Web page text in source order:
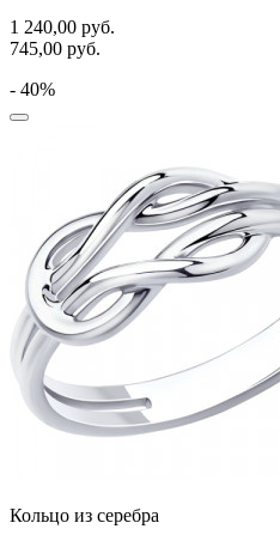
1 240,00 руб.
745,00 руб.
- 40%
Кольцо из серебра